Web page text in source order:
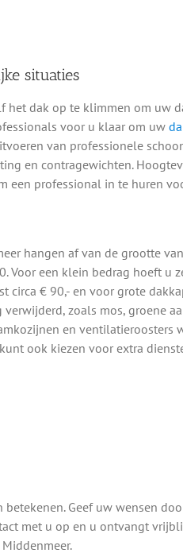
situaties
dak op te klimmen om uw
voor u klaar om uw
van professionele
en contragewichten.
een professional in te huren
hangen af van de grootte
Voor een klein bedrag hoeft u
circa € 90,- en voor grote
zoals mos, groene
en ventilatieroosters
ook kiezen voor extra
Geef uw wensen
met u op en u ontvangt